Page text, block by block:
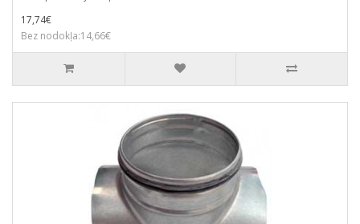
17,74€
Bez nodokļa:14,66€